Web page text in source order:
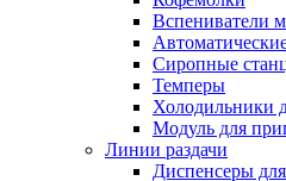
Вспениватели
Сиропные
Темперы
Холодильники
Модуль для
Линии раздачи
Диспенсеры